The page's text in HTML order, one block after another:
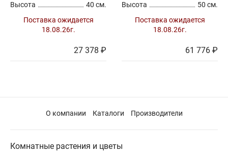
Высота
40 см.
Поставка ожидается
18.08.26г.
27 378 ₽
Высота
50 см.
Поставка ожидается
18.08.26г.
61 776 ₽
О компании Каталоги Производители
Комнатные растения и цветы